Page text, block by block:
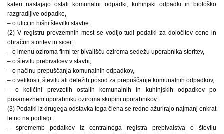
kateri nastajajo ostali komunalni odpadki, kuhinjski odpadki in biološko
razgradljive odpadke,
– o ulici in hišni številki stavbe.
(2) V registru prevzemnih mest se vodijo tudi podatki za določitev cene in
obračun storitev in sicer:
– o imenu oziroma firmi ter bivališču oziroma sedežu uporabnika storitev,
– o številu prebivalcev v stavbi,
– o načinu prepuščanja komunalnih odpadkov,
– o velikosti, številu ali deležih posod za prepuščanje komunalnih odpadkov,
– o količini prevzetih ostalih komunalnih in kuhinjskih odpadkov po
posameznem uporabniku oziroma skupini uporabnikov.
(3) Podatki iz drugega odstavka tega člena se redno ažurirajo najmanj enkrat
letno na podlagi:
– sprememb podatkov iz centralnega registra prebivalstva o številu